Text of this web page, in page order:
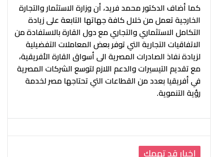
كما أضاف الدكتور محمد فريد، أن وزارة الاستثمار والتجارة
الخارجية تعمل من خلال كافة جهاتها التابعة على زيادة
التكامل الاستثماري والتجاري مع دول القارة بالاستفادة من
الاتفاقيات التجارية التي توفر بعض المعاملات التفضيلية
لزيادة نفاذ الصادرات المصرية الى أسواق القارة الأفريقية،
مع تقديم التيسيرات والدعم اللازم لتوسع الشركات المصرية
في أفريقيا بعدد من القطاعات التي تحتاجها مصر لخدمة
رؤية التنموية.
اخبار قد تهمك